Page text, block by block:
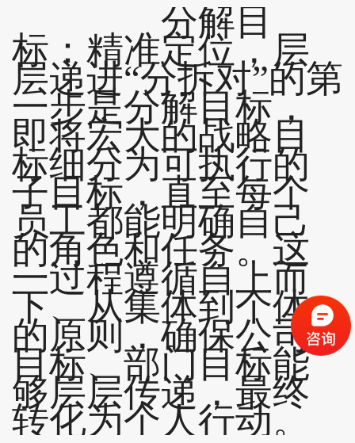
分解目
标：精准定位，层
层递进“分拆对”的第
一步是分解目标，
即将宏大的战略目
标细分为可执行的
子目标，直至每个
员工都能明确自己
的角色和任务。这
一过程遵循自上而
下、从集体到个体
的原则，确保公司
目标、部门目标能
够层层传递，最终
转化为个人行动。